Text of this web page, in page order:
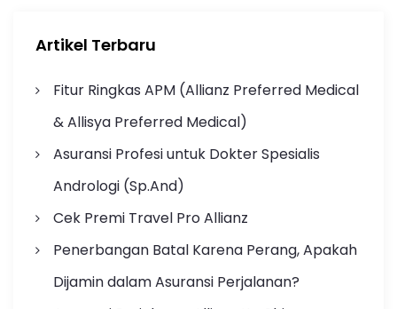
Artikel Terbaru
Fitur Ringkas APM (Allianz Preferred Medical
& Allisya Preferred Medical)
Asuransi Profesi untuk Dokter Spesialis
Andrologi (Sp.And)
Cek Premi Travel Pro Allianz
Penerbangan Batal Karena Perang, Apakah
Dijamin dalam Asuransi Perjalanan?